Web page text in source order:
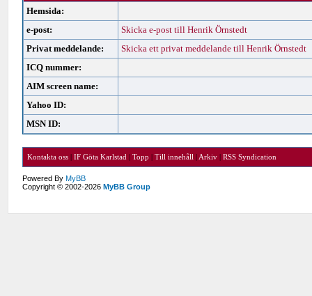
Hemsida:
e-post:
Skicka e-post till Henrik Örnstedt
Privat meddelande:
Skicka ett privat meddelande till Henrik Örnstedt
ICQ nummer:
AIM screen name:
Yahoo ID:
MSN ID:
Kontakta oss |IF Göta Karlstad |Topp |Till innehåll | Arkiv |RSS Syndication
Powered ByMyBB
Copyright © 2002-2026MyBB Group